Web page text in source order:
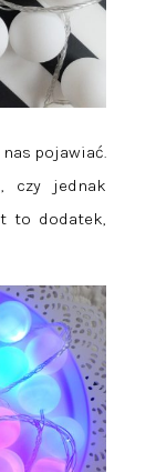
pojawiać.
czy jednak
to dodatek,